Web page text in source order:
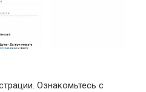
Ознакомьтесь с